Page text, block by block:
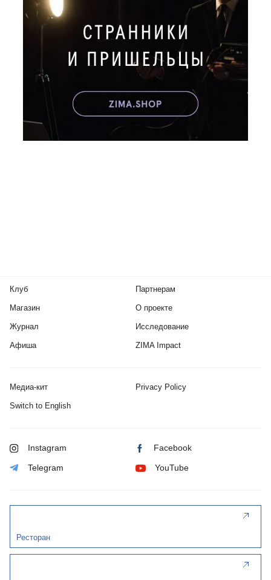
Клуб
Магазин
Журнал
Афиша
Партнерам
О проекте
Исследование
ZIMA Impact
Медиа-кит Privacy Policy
Switch to English
Instagram Facebook
Telegram YouTube
Ресторан